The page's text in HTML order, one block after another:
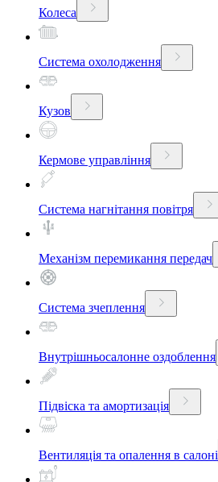
Колеса
Система охолодження
Кузов
Кермове управління
Система нагнітання повітря
Механізм перемикання передач
Система зчеплення
Внутрішньосалонне оздоблення
Підвіска та амортизація
Вентиляція та опалення в салоні